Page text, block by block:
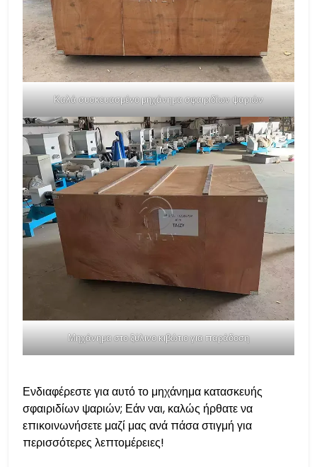
Καλά συσκευασμένο μηχάνημα σφαιριδίων ψαριών
Μηχάνημα στο ξύλινο κιβώτιο για παράδοση
Ενδιαφέρεστε για αυτό το μηχάνημα κατασκευής
σφαιριδίων ψαριών; Εάν ναι, καλώς ήρθατε να
επικοινωνήσετε μαζί μας ανά πάσα στιγμή για
περισσότερες λεπτομέρειες!